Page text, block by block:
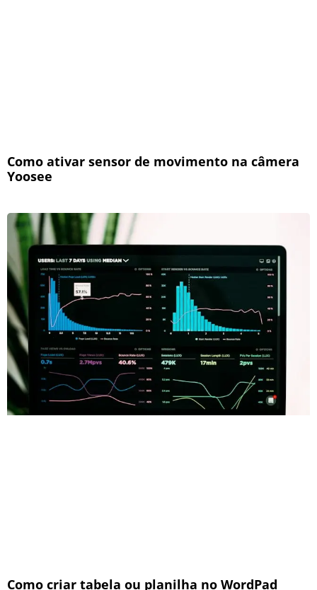
Como ativar sensor de movimento na câmera
Yoosee
Como criar tabela ou planilha no WordPad